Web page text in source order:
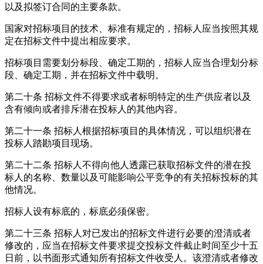
以及拟签订合同的主要条款。
国家对招标项目的技术、标准有规定的，招标人应当按照其规
定在招标文件中提出相应要求。
招标项目需要划分标段、确定工期的，招标人应当合理划分标
段、确定工期，并在招标文件中载明。
第二十条 招标文件不得要求或者标明特定的生产供应者以及
含有倾向或者排斥潜在投标人的其他内容。
第二十一条 招标人根据招标项目的具体情况，可以组织潜在
投标人踏勘项目现场。
第二十二条 招标人不得向他人透露已获取招标文件的潜在投
标人的名称、数量以及可能影响公平竞争的有关招标投标的其
他情况。
招标人设有标底的，标底必须保密。
第二十三条 招标人对已发出的招标文件进行必要的澄清或者
修改的，应当在招标文件要求提交投标文件截止时间至少十五
日前，以书面形式通知所有招标文件收受人。该澄清或者修改